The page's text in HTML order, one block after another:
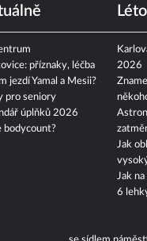
příznaky, léčba
jezdí Yamal a Mesii?
pro seniory
úplňků 2026
bodycount?
2026
Jak
Jak
6